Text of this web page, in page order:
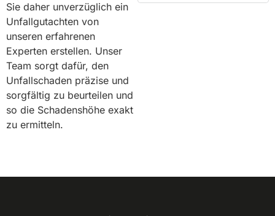
Sie daher unverzüglich ein
Unfallgutachten von
unseren erfahrenen
Experten erstellen. Unser
Team sorgt dafür, den
Unfallschaden präzise und
sorgfältig zu beurteilen und
so die Schadenshöhe exakt
zu ermitteln.